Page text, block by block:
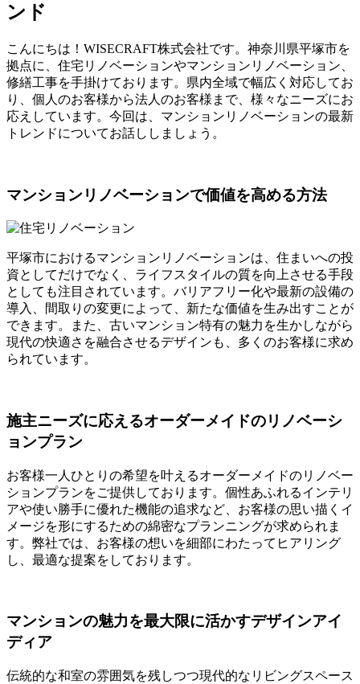
ンド
こんにちは！WISECRAFT株式会社です。神奈川県平塚市を
拠点に、住宅リノベーションやマンションリノベーション、
修繕工事を手掛けております。県内全域で幅広く対応してお
り、個人のお客様から法人のお客様まで、様々なニーズにお
応えしています。今回は、マンションリノベーションの最新
トレンドについてお話ししましょう。
マンションリノベーションで価値を高める方法
平塚市におけるマンションリノベーションは、住まいへの投
資としてだけでなく、ライフスタイルの質を向上させる手段
としても注目されています。バリアフリー化や最新の設備の
導入、間取りの変更によって、新たな価値を生み出すことが
できます。また、古いマンション特有の魅力を生かしながら
現代の快適さを融合させるデザインも、多くのお客様に求め
られています。
施主ニーズに応えるオーダーメイドのリノベーシ
ョンプラン
お客様一人ひとりの希望を叶えるオーダーメイドのリノベー
ションプランをご提供しております。個性あふれるインテリ
アや使い勝手に優れた機能の追求など、お客様の思い描くイ
メージを形にするための綿密なプランニングが求められま
す。弊社では、お客様の想いを細部にわたってヒアリング
し、最適な提案をしております。
マンションの魅力を最大限に活かすデザインアイ
ディア
伝統的な和室の雰囲気を残しつつ現代的なリビングスペース